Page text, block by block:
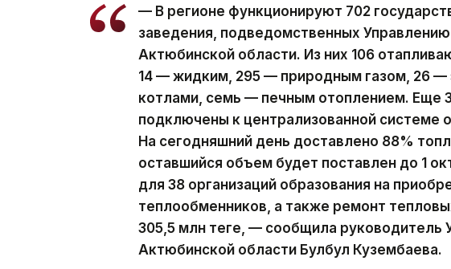
— В регионе функционируют 702
заведения, подведомственных
Актюбинской области. Из них 106
14 — жидким, 295 — природным газом, 26 —
котлами, семь — печным отоплением. Еще
подключены к централизованной системе
На сегодняшний день доставлено 88%
оставшийся объем будет поставлен до 1
для 38 организаций образования на
теплообменников, а также ремонт
305,5 млн теңге, — сообщила руководитель
Актюбинской области Булбул Кузембаева.